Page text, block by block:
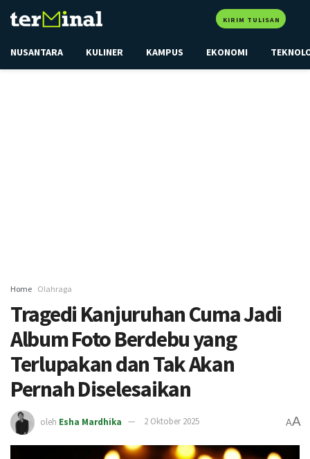
KIRIM TULISAN
NUSANTARA KULINER KAMPUS EKONOMI
Home Olahraga
Tragedi Kanjuruhan Cuma Jadi
Album Foto Berdebu yang
Terlupakan dan Tak Akan
Pernah Diselesaikan
oleh Esha Mardhika 2 Oktober 2025 AA